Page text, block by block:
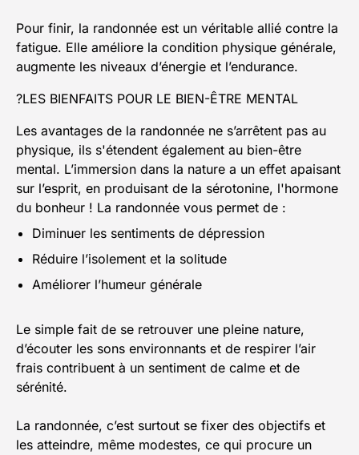
Pour finir, la randonnée est un véritable allié contre la
fatigue. Elle améliore la condition physique générale,
augmente les niveaux d’énergie et l’endurance.
?LES BIENFAITS POUR LE BIEN-ÊTRE MENTAL
Les avantages de la randonnée ne s’arrêtent pas au
physique, ils s'étendent également au bien-être
mental. L’immersion dans la nature a un effet apaisant
sur l’esprit, en produisant de la sérotonine, l'hormone
du bonheur ! La randonnée vous permet de :
Diminuer les sentiments de dépression
Réduire l’isolement et la solitude
Améliorer l’humeur générale
Le simple fait de se retrouver une pleine nature,
d’écouter les sons environnants et de respirer l’air
frais contribuent à un sentiment de calme et de
sérénité.
La randonnée, c’est surtout se fixer des objectifs et
les atteindre, même modestes, ce qui procure un